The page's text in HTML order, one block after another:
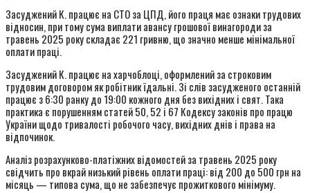
Засуджений К. працює на СТО за ЦПД, його праця має ознаки трудових
відносин, при тому сума виплати авансу грошової винагороди за
травень 2025 року складає 221 гривню, що значно менше мінімальної
оплати праці.
Засуджений К. працює на харчоблоці, оформлений за строковим
трудовим договором як робітник їдальні. Зі слів засудженого останній
працює з 6:30 ранку до 19:00 кожного дня без вихідних і свят. Така
практика є порушенням статей 50, 52 і 67 Кодексу законів про працю
України щодо тривалості робочого часу, вихідних днів і права на
відпочинок.
Аналіз розрахунково-платіжних відомостей за травень 2025 року
свідчить про вкрай низький рівень оплати праці: від 200 до 500 грн на
місяць — типова сума, що не забезпечує прожиткового мінімуму.